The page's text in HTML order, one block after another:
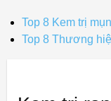
Top 8 Kem trị
Top 8 Thương